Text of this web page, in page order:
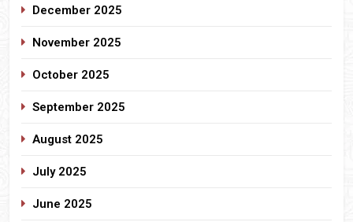
December 2025
November 2025
October 2025
September 2025
August 2025
July 2025
June 2025